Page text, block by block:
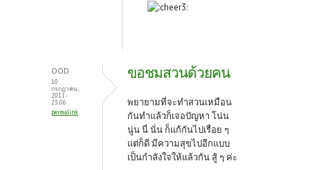
OOD
10
กรกฎาคม,
2011 -
23:06
permalink
ขอชมสวนด้วยคน
พยายามที่จะทำสวนเหมือน
กันทำแล้วก็เจอปัญหา โน่น
นู่น นี่ นั่น ก็แก้กันไปเรื่อย ๆ
แต่ก็ดี มีความสุขไปอีกแบบ
เป็นกำลังใจให้แล้วกัน สู้ ๆ ค่ะ